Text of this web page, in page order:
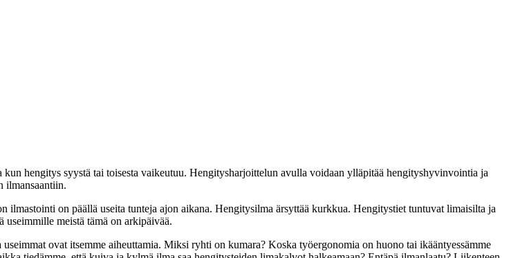
hengitys syystä tai toisesta vaikeutuu. Hengitysharjoittelun avulla voidaan ylläpitää hengityshyvinvointia ja
ilmansaantiin.
on päällä useita tunteja ajon aikana. Hengitysilma ärsyttää kurkkua. Hengitystiet tuntuvat limaisilta ja
meistä tämä on arkipäivää.
ovat itsemme aiheuttamia. Miksi ryhti on kumara? Koska työergonomia on huono tai ikääntyessämme